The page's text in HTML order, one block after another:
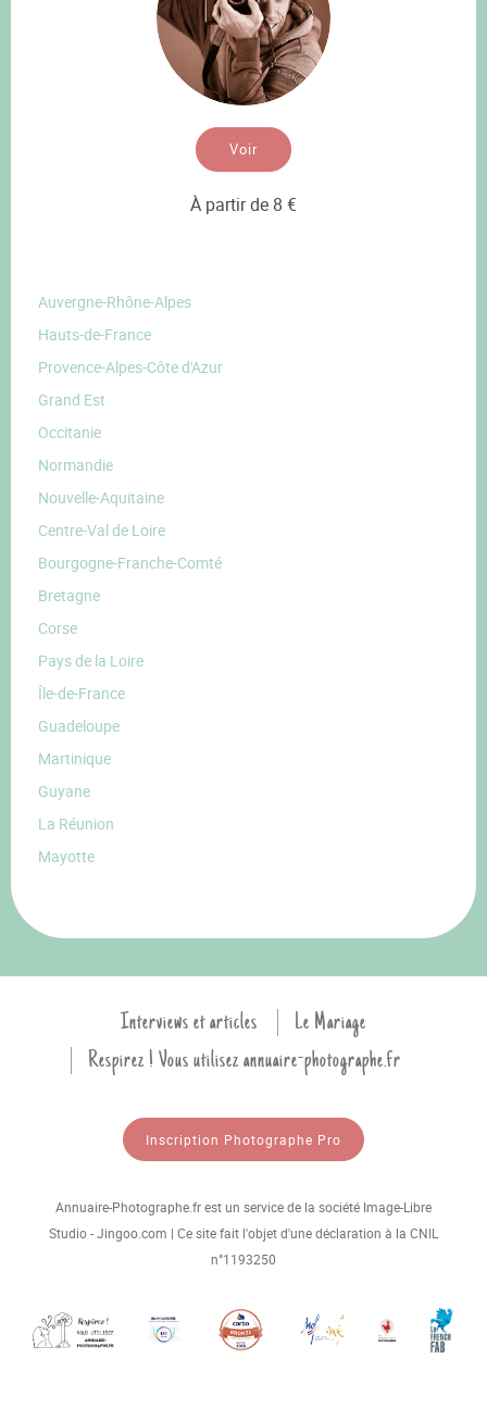
Voir
À partir de 8 €
Auvergne-Rhône-Alpes
Hauts-de-France
Provence-Alpes-Côte d'Azur
Grand Est
Occitanie
Normandie
Nouvelle-Aquitaine
Centre-Val de Loire
Bourgogne-Franche-Comté
Bretagne
Corse
Pays de la Loire
Île-de-France
Guadeloupe
Martinique
Guyane
La Réunion
Mayotte
Interviews et articles
Le Mariage
Respirez ! Vous utilisez annuaire-photographe.fr
Inscription Photographe Pro
Annuaire-Photographe.fr est un service de la société Image-Libre
Studio - Jingoo.com | Ce site fait l'objet d'une déclaration à la CNIL
n°1193250